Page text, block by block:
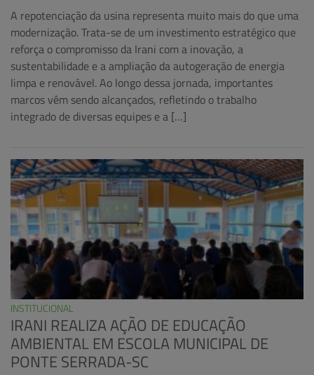
A repotenciação da usina representa muito mais do que uma
modernização. Trata-se de um investimento estratégico que
reforça o compromisso da Irani com a inovação, a
sustentabilidade e a ampliação da autogeração de energia
limpa e renovável. Ao longo dessa jornada, importantes
marcos vêm sendo alcançados, refletindo o trabalho
integrado de diversas equipes e a […]
INSTITUCIONAL
IRANI REALIZA AÇÃO DE EDUCAÇÃO
AMBIENTAL EM ESCOLA MUNICIPAL DE
PONTE SERRADA-SC